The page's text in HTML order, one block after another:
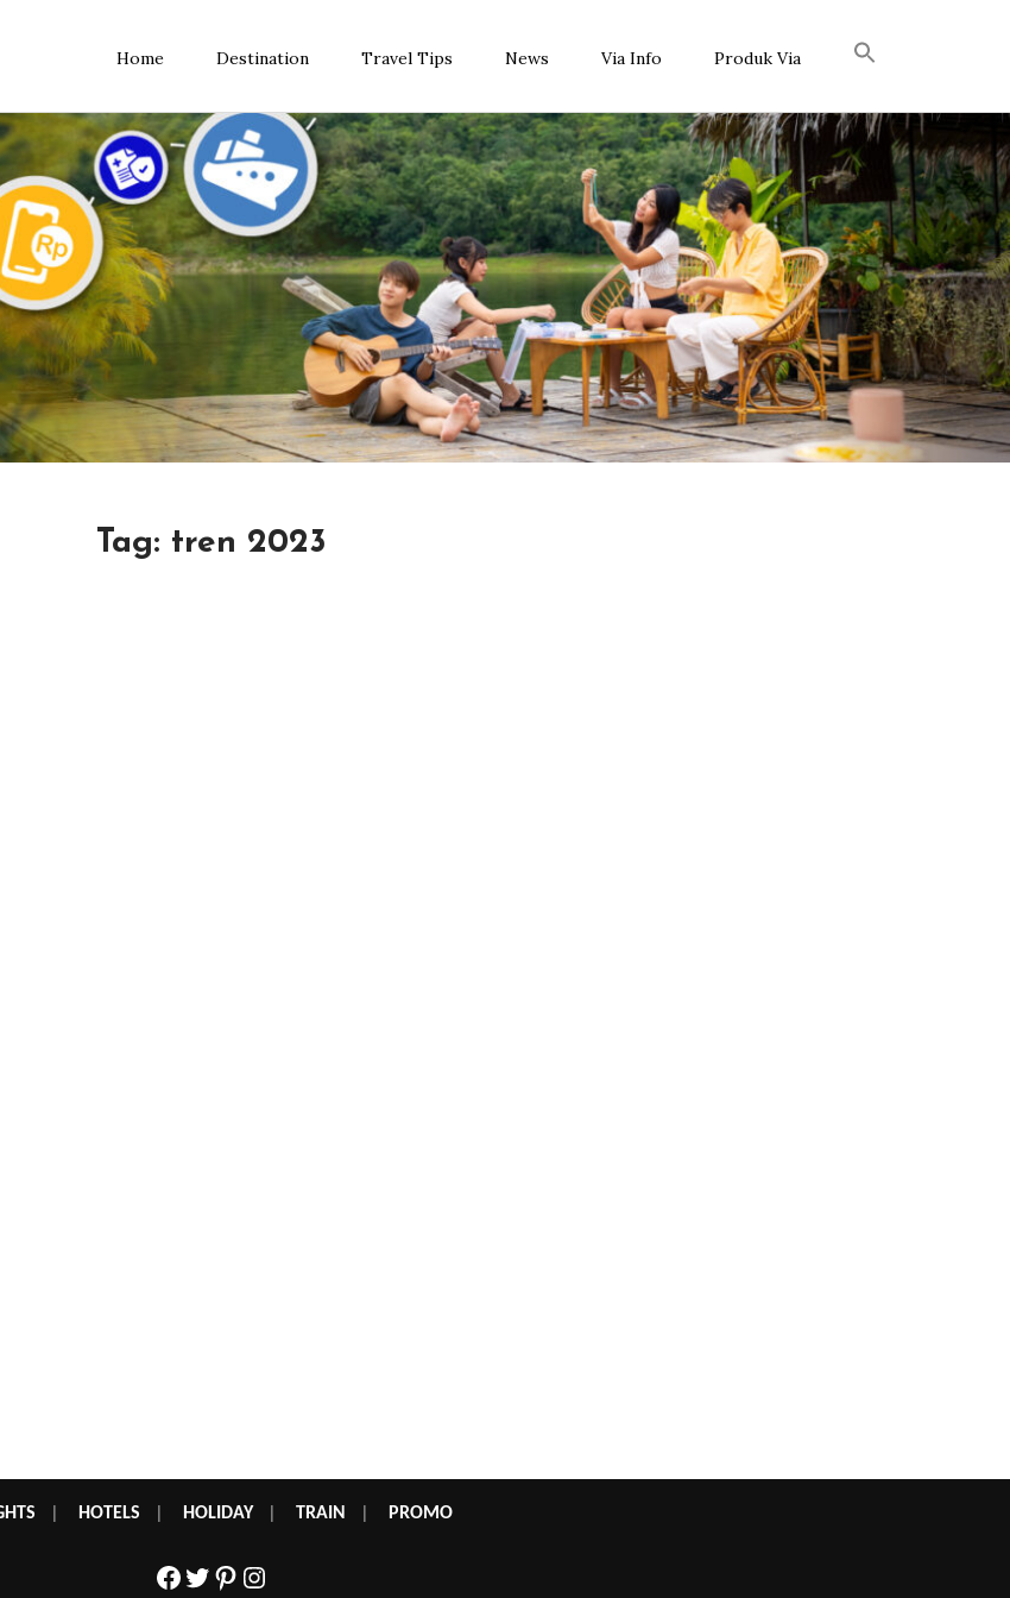
Home Destination Travel Tips News Via Info Produk Via
Tag: tren 2023
HOTELS HOLIDAY| TRAIN PROMO
Facebook
Twitter
Pinterest
Instagram